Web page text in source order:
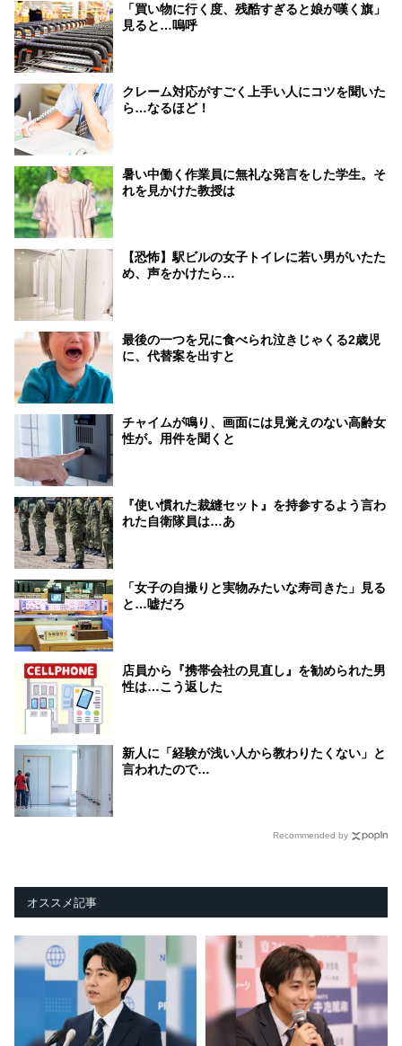
「買い物に行く度、残酷すぎると娘が嘆く旗」
見ると…嗚呼
クレーム対応がすごく上手い人にコツを聞いた
ら…なるほど！
暑い中働く作業員に無礼な発言をした学生。そ
れを見かけた教授は
【恐怖】駅ビルの女子トイレに若い男がいたた
め、声をかけたら…
最後の一つを兄に食べられ泣きじゃくる2歳児
に、代替案を出すと
チャイムが鳴り、画面には見覚えのない高齢女
性が。用件を聞くと
『使い慣れた裁縫セット』を持参するよう言わ
れた自衛隊員は…あ
「女子の自撮りと実物みたいな寿司きた」見る
と…嘘だろ
店員から『携帯会社の見直し』を勧められた男
性は…こう返した
新人に「経験が浅い人から教わりたくない」と
言われたので…
Recommended by
オススメ記事